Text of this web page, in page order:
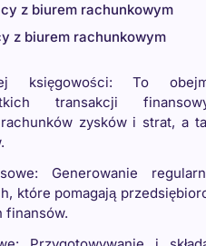
z biurem rachunkowym
księgowości: To
transakcji
zysków i strat, a
Generowanie
które pomagają
finansów.